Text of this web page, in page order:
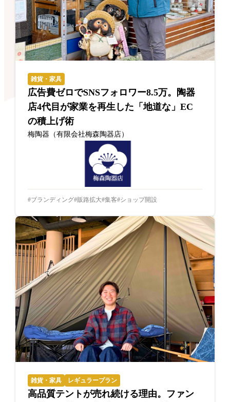
雑貨・家具
広告費ゼロでSNSフォロワー8.5万。陶器
店4代目が家業を再生した「地道な」EC
の積上げ術
梅陶器（有限会社梅森陶器店）
ブランディング 販路拡大 集客 ショップ開設
雑貨・家具 レギュラープラン
高品質テントが売れ続ける理由。ファン